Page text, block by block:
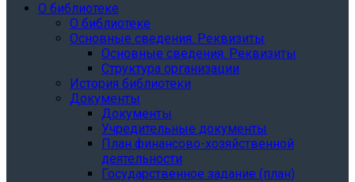
О библиотеке
О библиотеке
Основные сведения. Реквизиты
Основные сведения. Реквизиты
Структура организации
История библиотеки
Документы
Документы
Учредительные документы
План финансово-хозяйственной
деятельности
Государственное задание (план)